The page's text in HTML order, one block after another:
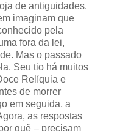
de antiguidades.
imaginam que
pela
fora da lei,
Mas o passado
Seu tio há muitos
Relíquia e
de morrer
em seguida, a
as respostas
quê – precisam